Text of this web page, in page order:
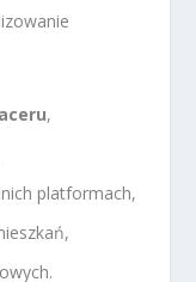
,
platformach,